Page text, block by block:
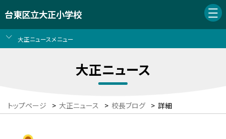
台東区立大正小学校
大正ニュースメニュー
大正ニュース
トップページ > 大正ニュース > 校長ブログ > 詳細